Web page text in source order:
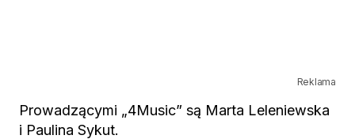
Reklama
Prowadzącymi „4Music” są Marta Leleniewska
i Paulina Sykut.